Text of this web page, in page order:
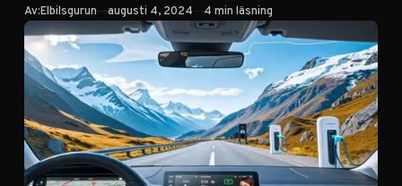
för att sänka din
premie och förstå
varför
kostnaderna
stigit.
Av:Elbilsgurun Publicerad
augusti 4, 2024 4 min läsning